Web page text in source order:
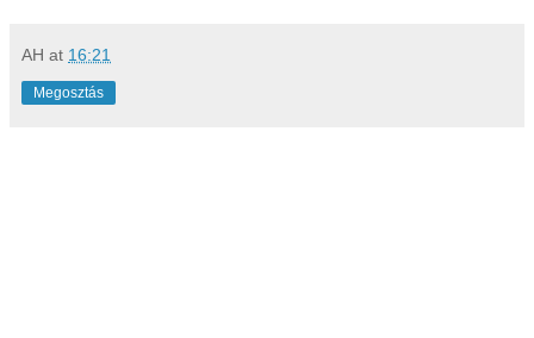
AH at 16:21
Megosztás